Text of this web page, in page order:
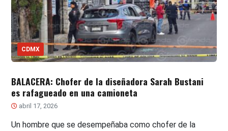
CDMX
BALACERA: Chofer de la diseñadora Sarah Bustani
es rafagueado en una camioneta
abril 17, 2026
Un hombre que se desempeñaba como chofer de la